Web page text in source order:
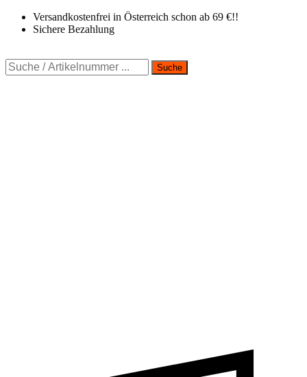
Zum
Inhalt
Versandkostenfrei in Österreich schon ab 69 €!!
Sichere Bezahlung
Suche